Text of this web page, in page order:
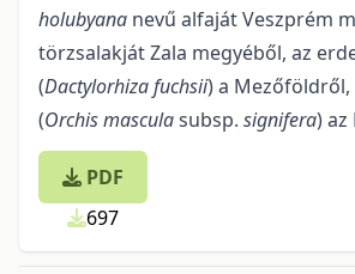
holubyana nevű alfaját Veszprém
törzsalakját Zala megyéből, az
(Dactylorhiza fuchsii) a
(Orchis masculasubsp. signifera) az
PDF
697